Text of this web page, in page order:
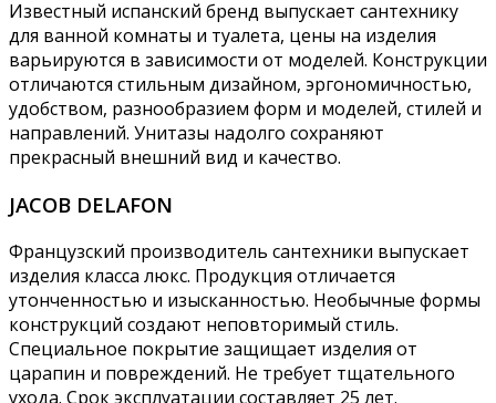
Известный испанский бренд выпускает сантехнику
для ванной комнаты и туалета, цены на изделия
варьируются в зависимости от моделей. Конструкции
отличаются стильным дизайном, эргономичностью,
удобством, разнообразием форм и моделей, стилей и
направлений. Унитазы надолго сохраняют
прекрасный внешний вид и качество.
JACOB DELAFON
Французский производитель сантехники выпускает
изделия класса люкс. Продукция отличается
утонченностью и изысканностью. Необычные формы
конструкций создают неповторимый стиль.
Специальное покрытие защищает изделия от
царапин и повреждений. Не требует тщательного
ухода. Срок эксплуатации составляет 25 лет.